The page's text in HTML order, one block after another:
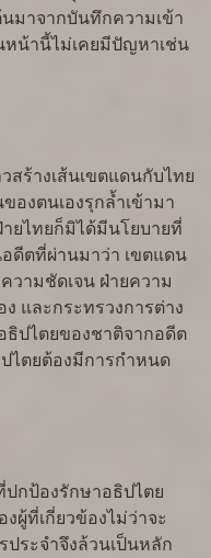
มาจากบันทึกความเข้า
หน้านี้ไม่เคยมีปัญหาเช่น
ร้างเส้นเขตแดนกับไทย
งตนเองรุกล้ำเข้ามา
ยไทยก็มิได้มีนโยบายที่
ดีตที่ผ่านมาว่า เขตแดน
วามชัดเจน ฝ่ายความ
และกระทรวงการต่าง
ธิปไตยของชาติจากอดีต
ไตยต้องมีการกำหนด
ป้องรักษาอธิปไตย
ผู้ที่เกี่ยวข้องไม่ว่าจะ
ประจำจึงล้วนเป็นหลัก